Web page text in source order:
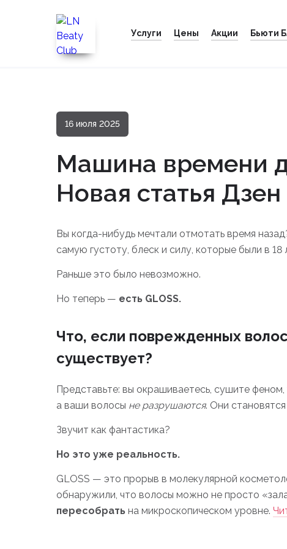
Услуги Цены Акции Бьюти
16 июля 2025
Машина времени
Новая статья Дзен
Вы когда-нибудь мечтали отмотать время
самую густоту, блеск и силу, которые были в 18
Раньше это было невозможно.
Но теперь — есть GLОSS.
Что, если поврежденных
существует?
Представьте: вы окрашиваетесь, сушите
а ваши волосы не разрушаются. Они
Звучит как фантастика?
Но это уже реальность.
GLОSS — это прорыв в молекулярной
обнаружили, что волосы можно не просто
пересобрать на микроскопическом уровне.